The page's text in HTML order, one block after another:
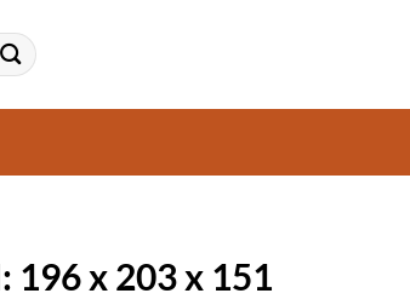
196 x 203 x 151